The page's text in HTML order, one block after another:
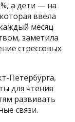
а дети — на
ввела
месяц
заметила
стрессовых
Петербурга,
для чтения
развивать
связи.